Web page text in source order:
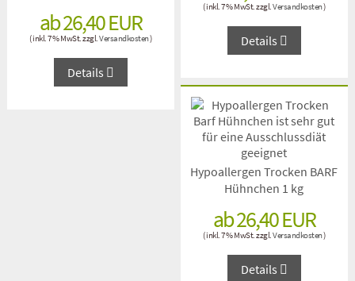
ab 26,40 EUR
( inkl. 7 % MwSt. zzgl.Versandkosten)
Details
( inkl. 7 % MwSt. zzgl.Versandkosten)
Details
Hypoallergen Trocken BARF
Hühnchen 1 kg
ab 26,40 EUR
( inkl. 7 % MwSt. zzgl.Versandkosten)
Details